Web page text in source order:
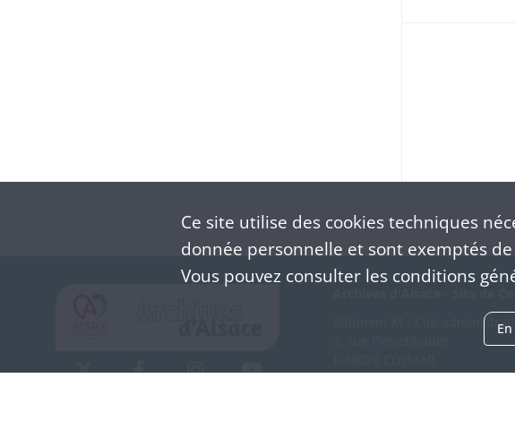
Bâtiment M / Cité
(+33) 3 89 21 97 00
Ce site utilise des cookiestechniques
donnée personnelle et sont exemptés
Vous pouvez consulter les conditions